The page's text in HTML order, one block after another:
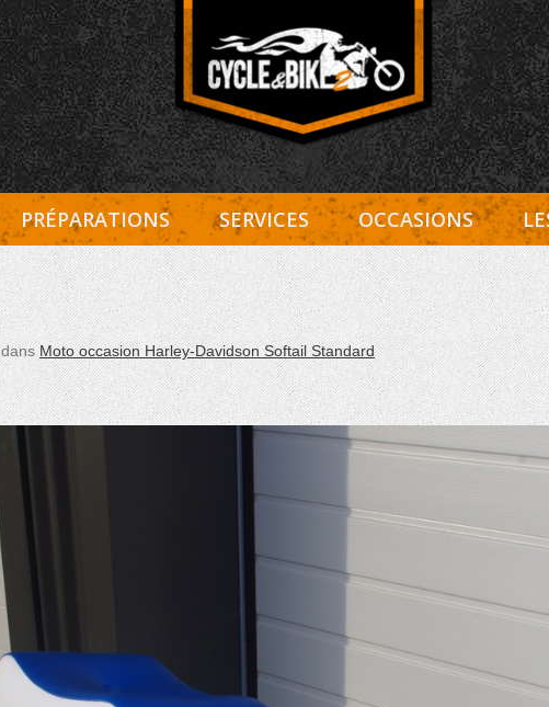
Cycle et Bike
Entretien Harley-Davidson, préparation et custom,
PRÉPARATIONS SERVICES OCCASIONS
dansMoto occasion Harley-Davidson Softail Standard